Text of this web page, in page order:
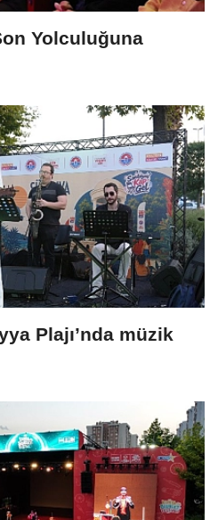
Yolculuğuna
Plajı’nda müzik